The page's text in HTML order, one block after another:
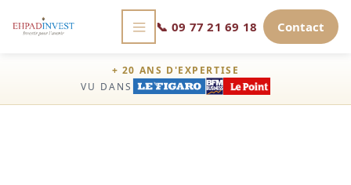
📞 09 77 21 69 18 Contact
+ 20 ANS D'EXPERTISE
VU DANS